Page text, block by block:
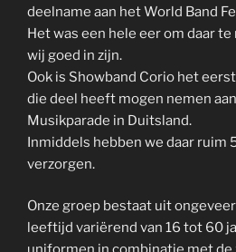
deelname aan het World Band
Het was een hele eer om daar
wij goed in zijn.
Ook is Showband Corio het
die deel heeft mogen nemen
Musikparade in Duitsland.
Inmiddels hebben we daar ruim
verzorgen.
Onze groep bestaat uit
leeftijd variërend van 16 tot 60